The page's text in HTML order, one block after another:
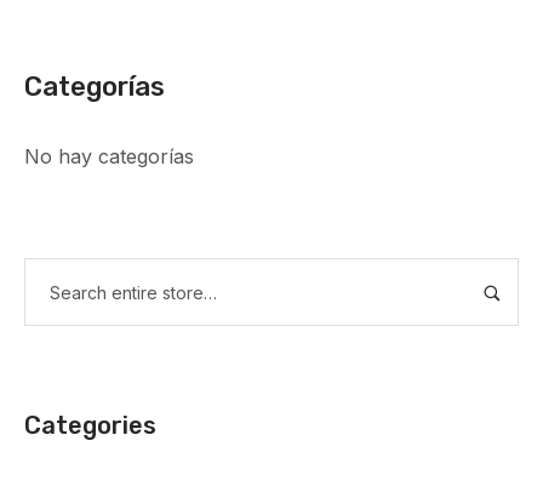
Categorías
No hay categorías
Categories